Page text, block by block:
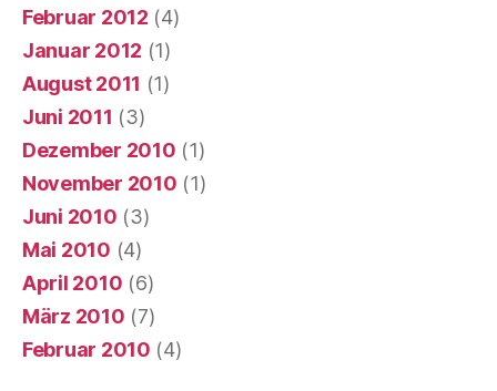
Februar 2012 (4)
Januar 2012 (1)
August 2011 (1)
Juni 2011 (3)
Dezember 2010 (1)
November 2010 (1)
Juni 2010 (3)
Mai 2010 (4)
April 2010 (6)
März 2010 (7)
Februar 2010 (4)